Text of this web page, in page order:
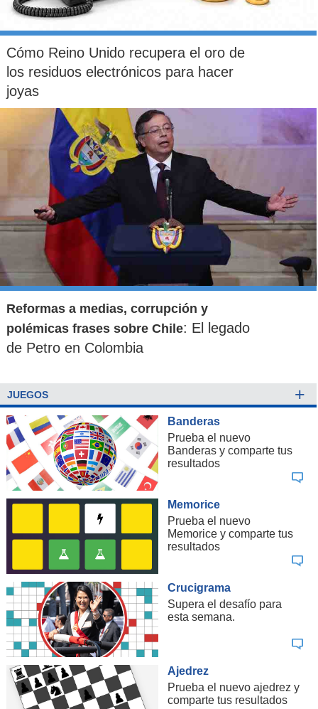
Cómo Reino Unido recupera el oro de
los residuos electrónicos para hacer
joyas
Reformas a medias, corrupción y
polémicas frases sobre Chile: El legado
de Petro en Colombia
JUEGOS +
Banderas
Prueba el nuevo
Banderas y comparte tus
resultados
Memorice
Prueba el nuevo
Memorice y comparte tus
resultados
Crucigrama
Supera el desafío para
esta semana.
Ajedrez
Prueba el nuevo ajedrez y
comparte tus resultados